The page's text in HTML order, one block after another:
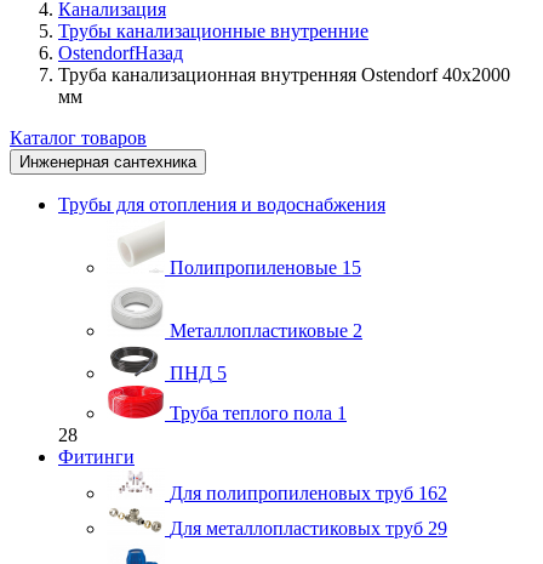
Канализация
Трубы канализационные внутренние
OstendorfНазад
Труба канализационная внутренняя Ostendorf 40х2000
мм
Каталог товаров
Инженерная сантехника
Трубы для отопления и водоснабжения
Полипропиленовые 15
Металлопластиковые 2
ПНД 5
Труба теплого пола 1
28
Фитинги
Для полипропиленовых труб 162
Для металлопластиковых труб 29